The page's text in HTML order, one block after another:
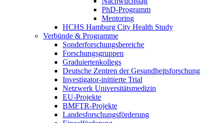
PhD-Programm
Mentoring
HCHS Hamburg City Health Study
Verbünde & Programme
Sonderforschungsbereiche
Forschungsgruppen
Graduiertenkollegs
Deutsche Zentren der Gesundheitsforschung
Investigator-initiierte Trial
Netzwerk Universitätsmedizin
EU-Projekte
BMFTR-Projekte
Landesforschungsförderung